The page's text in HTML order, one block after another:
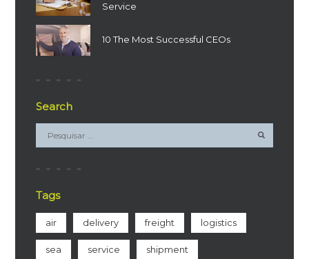
Service
10 The Most Successful CEOs
Search
Tags
air delivery freight logistics
sea service shipment